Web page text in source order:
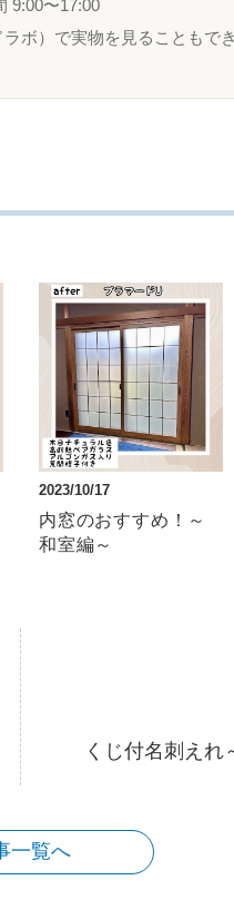
9:00〜17:00
ボ）で実物を見ることもでき
2023/10/17
内窓のおすすめ！～
和室編～
くじ付名刺えれ
一覧へ